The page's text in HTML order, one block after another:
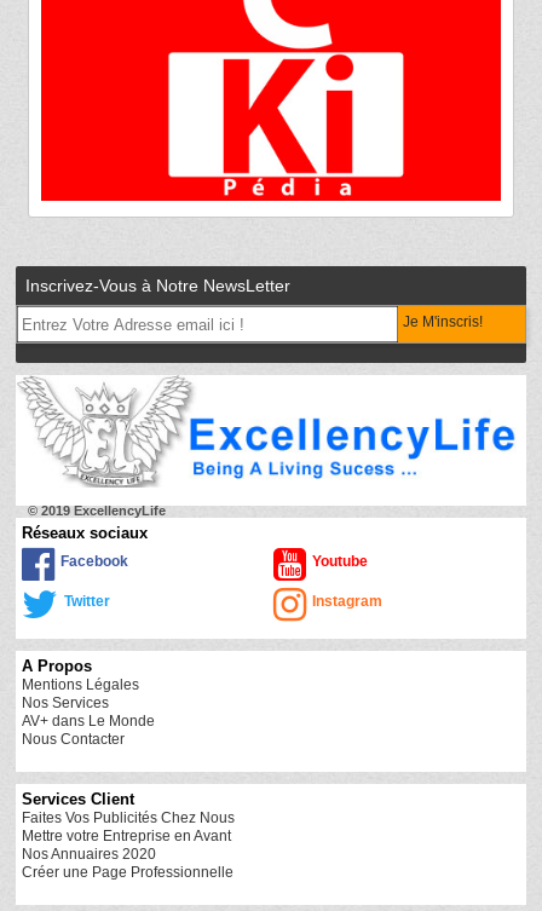
Inscrivez-Vous à Notre NewsLetter
Je M'inscris!
© 2019 ExcellencyLife
Réseaux sociaux
Facebook Youtube
Twitter Instagram
A Propos
Mentions Légales
Nos Services
AV+ dans Le Monde
Nous Contacter
Services Client
Faites Vos Publicités Chez Nous
Mettre votre Entreprise en Avant
Nos Annuaires 2020
Créer une Page Professionnelle